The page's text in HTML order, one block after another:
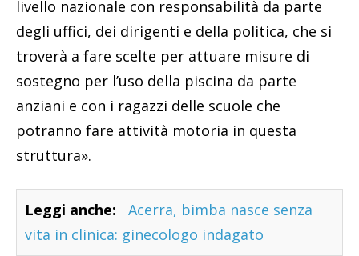
livello nazionale con responsabilità da parte
degli uffici, dei dirigenti e della politica, che si
troverà a fare scelte per attuare misure di
sostegno per l’uso della piscina da parte
anziani e con i ragazzi delle scuole che
potranno fare attività motoria in questa
struttura».
Leggi anche:
Acerra, bimba nasce senza
vita in clinica: ginecologo indagato